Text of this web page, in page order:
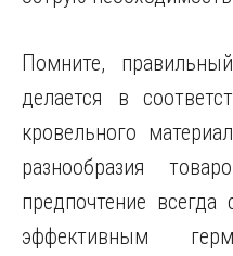
Помните,
делается в
кровельного
разнообразия
предпочтение
эффективным